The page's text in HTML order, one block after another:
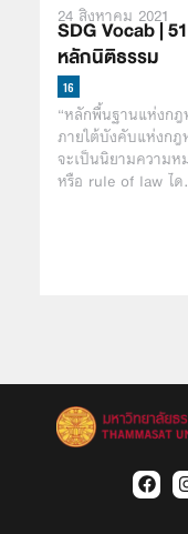
24 สิงหาคม 2021
SDG Vocab |
หลักนิติธรรม
“หลักพื้นฐานแห่งก
ภายใต้บังคับแห่งกฎ
จะเป็นนิยามความห
หรือ rule of law ไ